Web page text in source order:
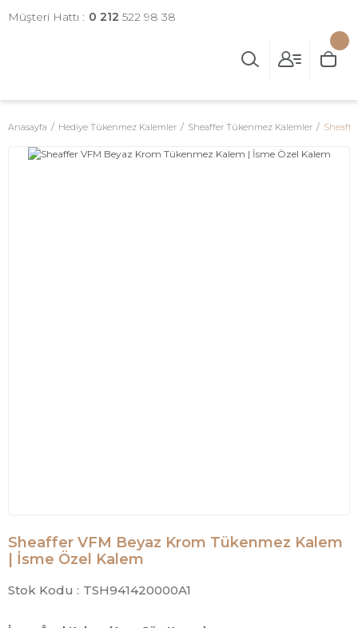
Müşteri Hattı : 0 212 522 98 38
Anasayfa Hediye Tükenmez Kalemler Sheaffer Tükenmez Kalemler
Sheaffer VFM Beyaz Krom Tükenmez Kalem
| İsme Özel Kalem
Stok Kodu : TSH941420000A1